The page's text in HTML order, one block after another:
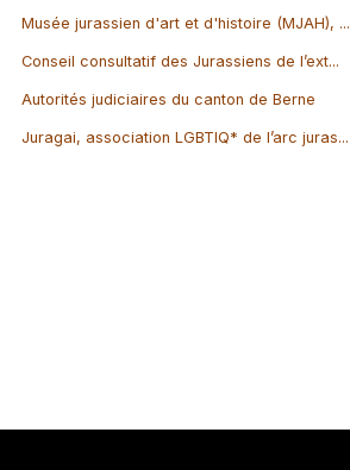
Musée jurassien d'art et d'histoire (MJAH), ...
Conseil consultatif des Jurassiens de l’ext...
Autorités judiciaires du canton de Berne
Juragai, association LGBTIQ* de l’arc juras...